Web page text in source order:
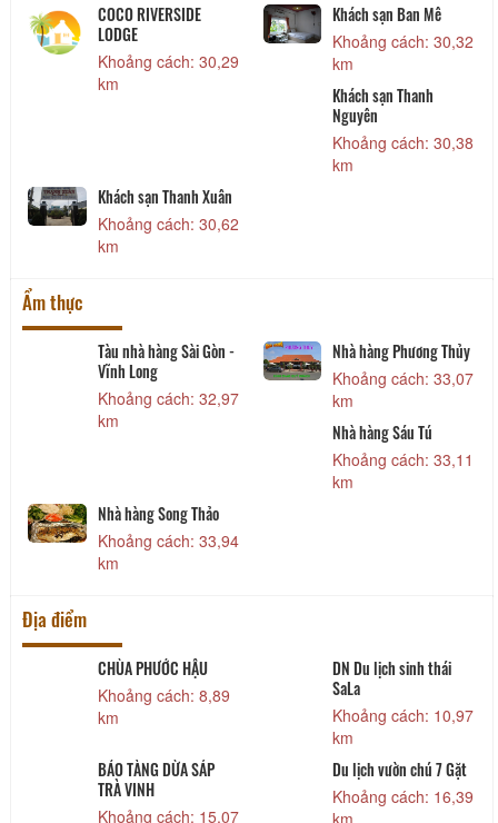
RIVERSIDE
cách: 30,29
Khách sạn Ban Mê
Khoảng cách: 30,32
km
Khoảng cách: 30,38
sạn Thanh Xuân
cách: 30,62
km
Ẩm thực
Tàu nhà hàng Sài Gòn -
Vĩnh Long
Khoảng cách: 32,97
Nhà hàng
Khoảng cách:
Nhà hàng Sáu Tú
Khoảng cách:
Nhà hàng Song Thảo
Khoảng cách: 33,94
Địa điểm
CHÙA PHƯỚC HẬU
Khoảng cách: 8,89
DN Du lịch sinh thái
Khoảng cách: 10,97
BẢO TÀNG DỪA SÁP
Khoảng cách: 15,07
Du lịch vườn chú 7 Gặt
Khoảng cách: 16,39